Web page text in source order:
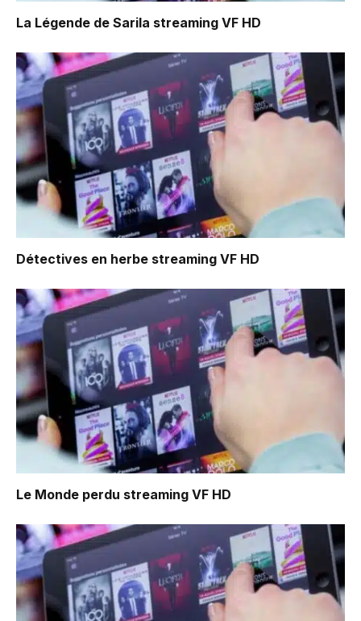
La Légende de Sarila streaming VF HD
Détectives en herbe streaming VF HD
Le Monde perdu streaming VF HD